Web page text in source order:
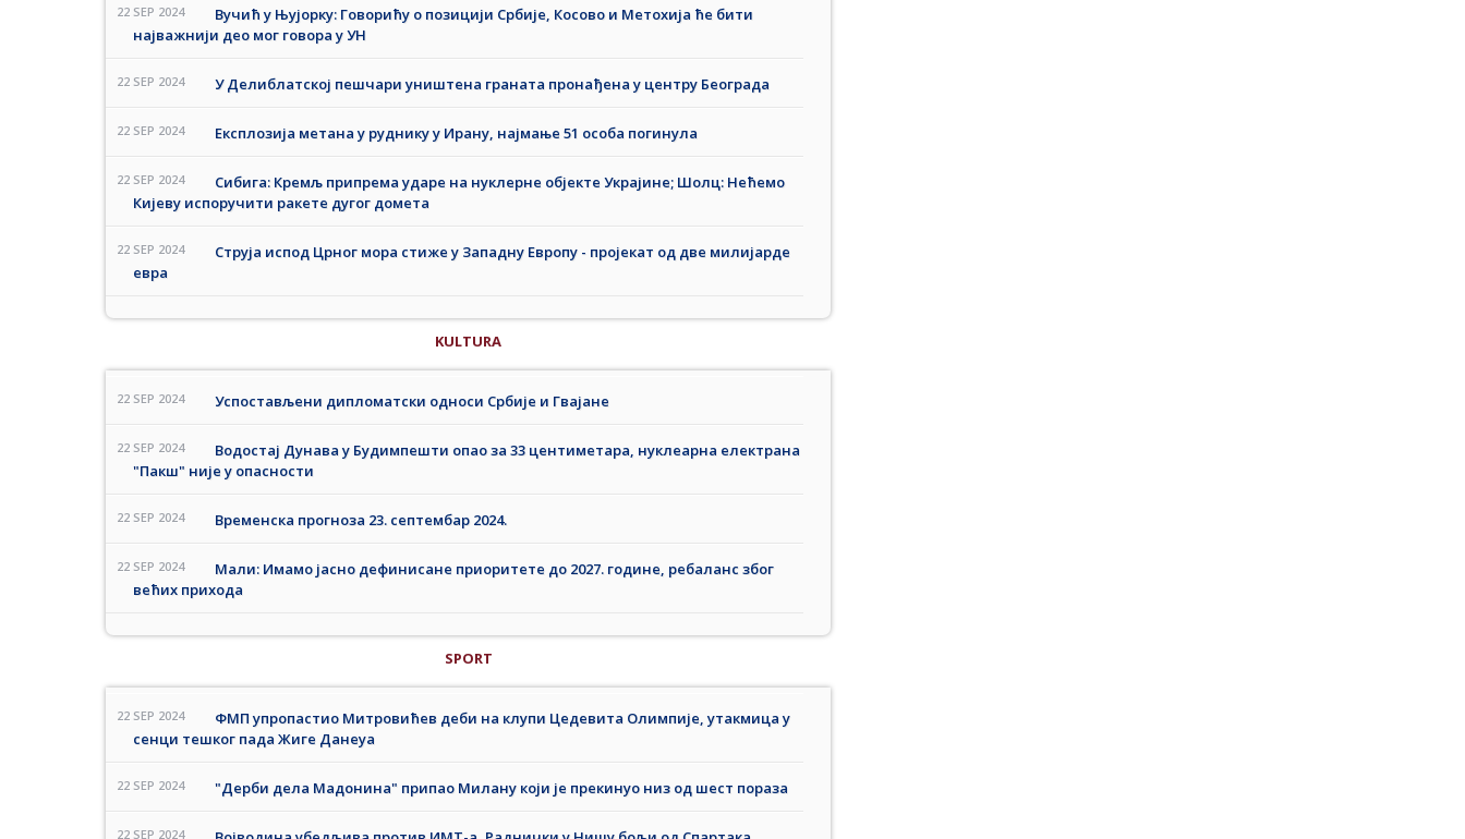
22 SEP 2024
Вучић у Њујорку: Говорићу о позицији Србије, Косово и Метохија ће бити
најважнији део мог говора у УН
22 SEP 2024 У Делиблатској пешчари уништена граната пронађена у центру Београда
22 SEP 2024 Експлозија метана у руднику у Ирану, најмање 51 особа погинула
22 SEP 2024
Сибига: Кремљ припрема ударе на нуклерне објекте Украјине; Шолц: Нећемо
Кијеву испоручити ракете дугог домета
22 SEP 2024
Струја испод Црног мора стиже у Западну Европу - пројекат од две милијарде
евра
KULTURA
22 SEP 2024 Успостављени дипломатски односи Србије и Гвајане
22 SEP 2024
Водостај Дунава у Будимпешти опао за 33 центиметара, нуклеарна електрана
"Пакш" није у опасности
22 SEP 2024 Временска прогноза 23. септембар 2024.
22 SEP 2024
Мали: Имамо јасно дефинисане приоритете до 2027. године, ребаланс због
већих прихода
SPORT
22 SEP 2024
ФМП упропастио Митровићев деби на клупи Цедевита Олимпије, утакмица у
сенци тешког пада Жиге Данеуа
22 SEP 2024 "Дерби дела Мадонина" припао Милану који је прекинуо низ од шест пораза
22 SEP 2024